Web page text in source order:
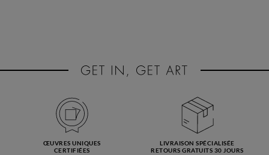
ŒUVRES UNIQUES
CERTIFIÉES
LIVRAISON SPÉCIALISÉE
RETOURS GRATUITS 30 JOURS